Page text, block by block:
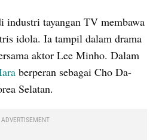
industri tayangan TV membawa
idola. Ia tampil dalam drama
aktor Lee Minho. Dalam
berperan sebagai Cho Da-
Selatan.
ADVERTISEMENT